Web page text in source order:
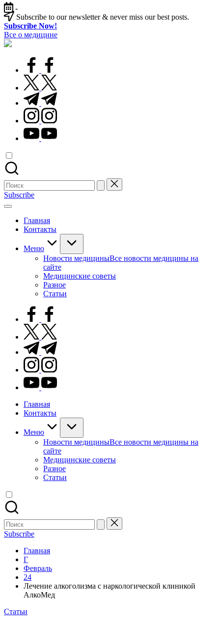
Перейти
к
содержимому
-
Subscribe to our newsletter & never miss our best posts.
Subscribe Now!
Все о медицине
Лечитесь
facebook.com
twitter.com
t.me
instagram.com
youtube.com
Поиск
для:
Subscribe
Главная
Контакты
Меню
Новости медициныВсе новости медицины на
сайте
Медицинские советы
Разное
Статьи
facebook.com
twitter.com
t.me
instagram.com
youtube.com
Главная
Контакты
Меню
Новости медициныВсе новости медицины на
сайте
Медицинские советы
Разное
Статьи
Поиск
для:
Subscribe
Главная
Г
Февраль
24
Лечение алкоголизма с наркологической клиникой
АлкоМед
Опубликовано
Статьи